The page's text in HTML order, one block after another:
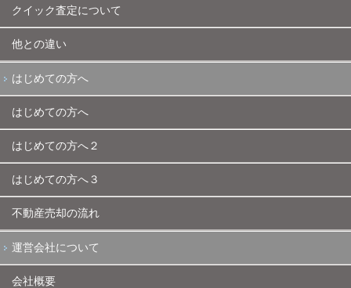
クイック査定について
他との違い
はじめての方へ
はじめての方へ
はじめての方へ２
はじめての方へ３
不動産売却の流れ
運営会社について
会社概要